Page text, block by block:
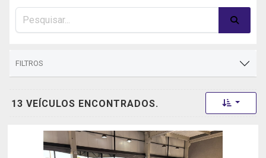
FILTROS
13 VEÍCULOS ENCONTRADOS. Toggle